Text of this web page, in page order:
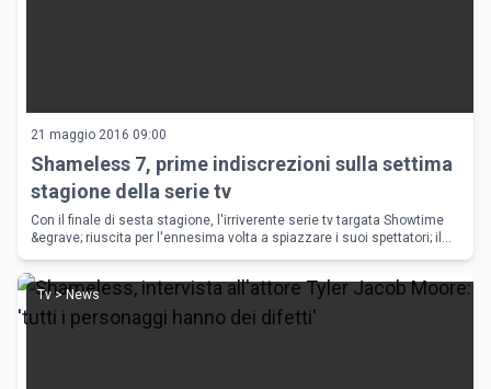
21 maggio 2016 09:00
Shameless 7, prime indiscrezioni sulla settima
stagione della serie tv
Con il finale di sesta stagione, l'irriverente serie tv targata Showtime
&egrave; riuscita per l'ennesima volta a spiazzare i suoi spettatori; il
Tv > News